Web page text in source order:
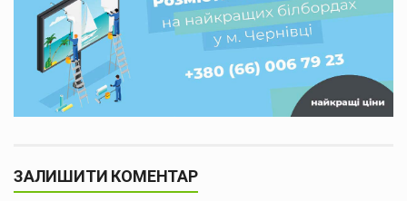
ЗАЛИШИТИ КОМЕНТАР